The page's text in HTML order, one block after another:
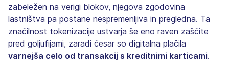
zabeležen na verigi blokov, njegova zgodovina
lastništva pa postane nespremenljiva in pregledna. Ta
značilnost tokenizacije ustvarja še eno raven zaščite
pred goljufijami, zaradi česar so digitalna plačila
varnejša celo od transakcij s kreditnimi karticami.